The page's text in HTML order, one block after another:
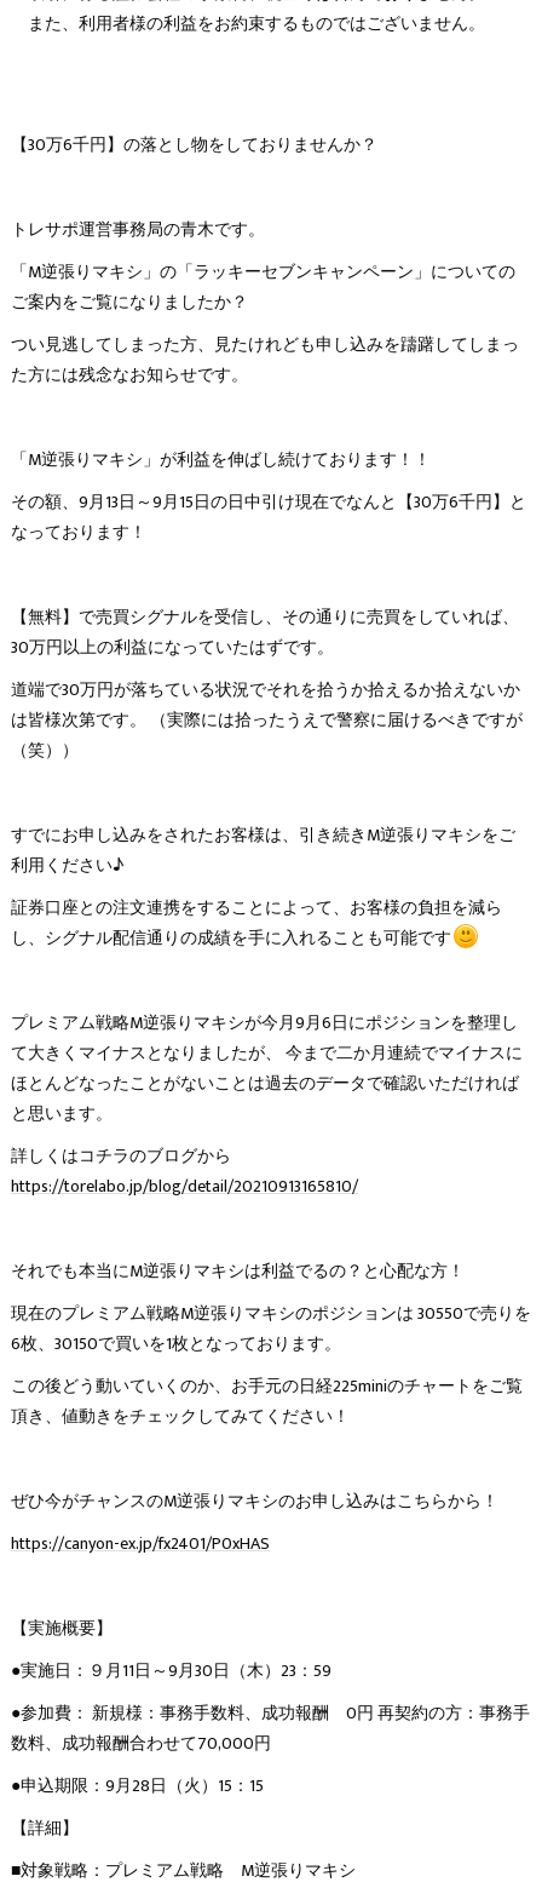
また、利用者様の利益をお約束するものではございません。
【30万6千円】の落とし物をしておりませんか？
トレサポ運営事務局の青木です。
「M逆張りマキシ」の「ラッキーセブンキャンペーン」についての
ご案内をご覧になりましたか？
つい見逃してしまった方、見たけれども申し込みを躊躇してしまっ
た方には残念なお知らせです。
「M逆張りマキシ」が利益を伸ばし続けております！！
その額、9月13日～9月15日の日中引け現在でなんと【30万6千円】と
なっております！
【無料】で売買シグナルを受信し、その通りに売買をしていれば、
30万円以上の利益になっていたはずです。
道端で30万円が落ちている状況でそれを拾うか拾えるか拾えないか
は皆様次第です。 （実際には拾ったうえで警察に届けるべきですが
（笑））
すでにお申し込みをされたお客様は、引き続きM逆張りマキシをご
利用ください♪
証券口座との注文連携をすることによって、お客様の負担を減ら
し、シグナル配信通りの成績を手に入れることも可能です
プレミアム戦略M逆張りマキシが今月9月6日にポジションを整理し
て大きくマイナスとなりましたが、 今まで二か月連続でマイナスに
ほとんどなったことがないことは過去のデータで確認いただければ
と思います。
詳しくはコチラのブログから
https://torelabo.jp/blog/detail/20210913165810/
それでも本当にM逆張りマキシは利益でるの？と心配な方！
現在のプレミアム戦略M逆張りマキシのポジションは 30550で売りを
6枚、30150で買いを1枚となっております。
この後どう動いていくのか、お手元の日経225miniのチャートをご覧
頂き、値動きをチェックしてみてください！
ぜひ今がチャンスのM逆張りマキシのお申し込みはこちらから！
https://canyon-ex.jp/fx2401/P0xHAS
【実施概要】
●実施日：９月11日～9月30日（木）23：59
●参加費： 新規様：事務手数料、成功報酬 0円 再契約の方：事務手
数料、成功報酬合わせて70,000円
●申込期限：9月28日（火）15：15
【詳細】
■対象戦略：プレミアム戦略 M逆張りマキシ